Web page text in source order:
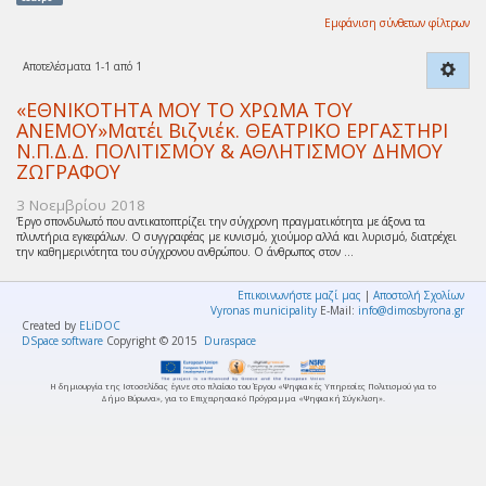
Εμφάνιση σύνθετων φίλτρων
Αποτελέσματα 1-1 από 1
«ΕΘΝΙΚΟΤΗΤΑ ΜΟΥ ΤΟ ΧΡΩΜΑ ΤΟΥ
ΑΝΕΜΟΥ»Ματέι Βιζνιέκ. ΘΕΑΤΡΙΚΟ ΕΡΓΑΣΤΗΡΙ
Ν.Π.Δ.Δ. ΠΟΛΙΤΙΣΜΟΥ & ΑΘΛΗΤΙΣΜΟΥ ΔΗΜΟΥ
ΖΩΓΡΑΦΟΥ
3 Νοεμβρίου 2018
Έργο σπονδυλωτό που αντικατοπτρίζει την σύγχρονη πραγματικότητα με άξονα τα
πλυντήρια εγκεφάλων. Ο συγγραφέας με κυνισμό, χιούμορ αλλά και λυρισμό, διατρέχει
την καθημερινότητα του σύγχρονου ανθρώπου. Ο άνθρωπος στον ...
Επικοινωνήστε μαζί μας | Αποστολή Σχολίων
Vyronas municipality E-Mail: info@dimosbyrona.gr
Created by ELiDOC
DSpace software Copyright © 2015 Duraspace
Η δημιουργία της Ιστοσελίδας έγινε στο πλαίσιο του Έργου «Ψηφιακές Υπηρεσίες Πολιτισμού για το
Δήμο Βύρωνα», για το Επιχειρησιακό Πρόγραμμα «Ψηφιακή Σύγκλιση».